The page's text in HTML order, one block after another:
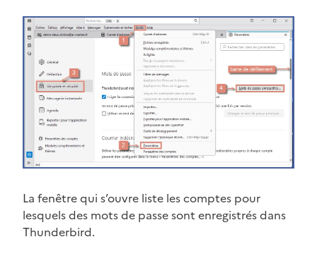
La fenêtre qui s’ouvre liste les comptes pour
lesquels des mots de passe sont enregistrés dans
Thunderbird.